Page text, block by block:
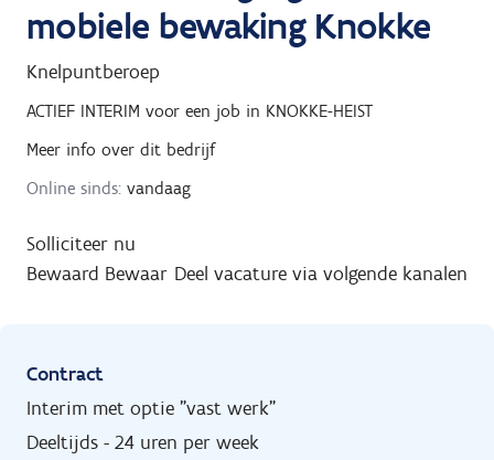
mobiele bewaking Knokke
Knelpuntberoep
ACTIEF INTERIM voor een job in KNOKKE-HEIST
Meer info over dit bedrijf
Online sinds: vandaag
Solliciteer nu
Bewaard Bewaar Deel vacature via volgende kanalen
Contract
Interim met optie "vast werk"
Deeltijds - 24 uren per week